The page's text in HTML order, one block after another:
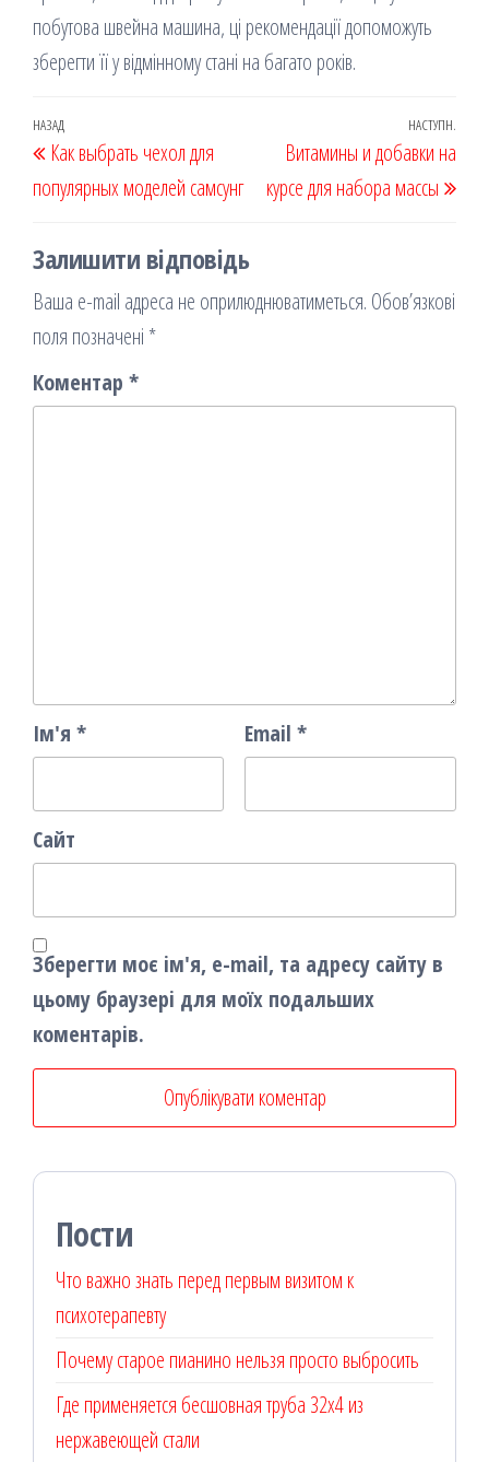
побутова швейна машина, ці рекомендації допоможуть
зберегти її у відмінному стані на багато років.
Навігація
записів
Попередній
запис
НАЗАД
Как выбрать чехол для
популярных моделей самсунг
НАСТУПН.
Витамины и добавки на
курсе для набора массы
Залишити відповідь
Ваша e-mail адреса не оприлюднюватиметься. Обов’язкові
поля позначені *
Коментар *
Ім'я * Email *
Сайт
Зберегти моє ім'я, e-mail, та адресу сайту в
цьому браузері для моїх подальших
коментарів.
Пости
Что важно знать перед первым визитом к
психотерапевту
Почему старое пианино нельзя просто выбросить
Где применяется бесшовная труба 32х4 из
нержавеющей стали